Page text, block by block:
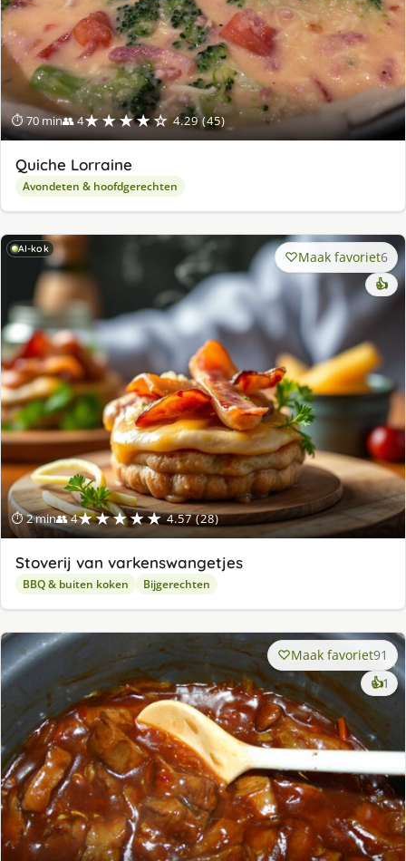
⏱ 70 min👥 4★★★★☆ 4.29 (45)
Quiche Lorraine
Avondeten & hoofdgerechten
AI-kok
⏱ 2 min👥 4★★★★★ 4.57 (28)
Maak favoriet6
👍
Stoverij van varkenswangetjes
BBQ & buiten koken Bijgerechten
Maak favoriet91
👍1